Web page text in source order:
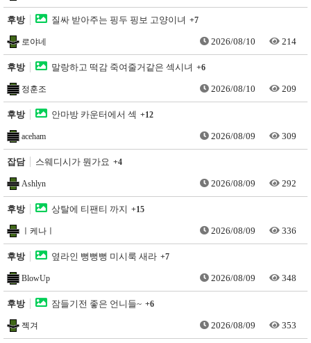
후방 질싸 받아주는 핑두 핑보 고양이녀 +7
로야네 214
2026/08/10
후방 말랑하고 떡감 죽여줄거같은 섹시녀 +6
정훈조 209
2026/08/10
후방 안마방 카운터에서 섹 +12
aceham 309
2026/08/09
잡담 스웨디시가 뭔가요 +4
Ashlyn 292
2026/08/09
후방 상탈에 티팬티 까지 +15
ㅣ케나ㅣ 336
2026/08/09
후방 옆라인 뻥뻥뻥 미시룩 새라 +7
BlowUp 348
2026/08/09
후방 잠들기전 좋은 언니들~ +6
젝겨 353
2026/08/09